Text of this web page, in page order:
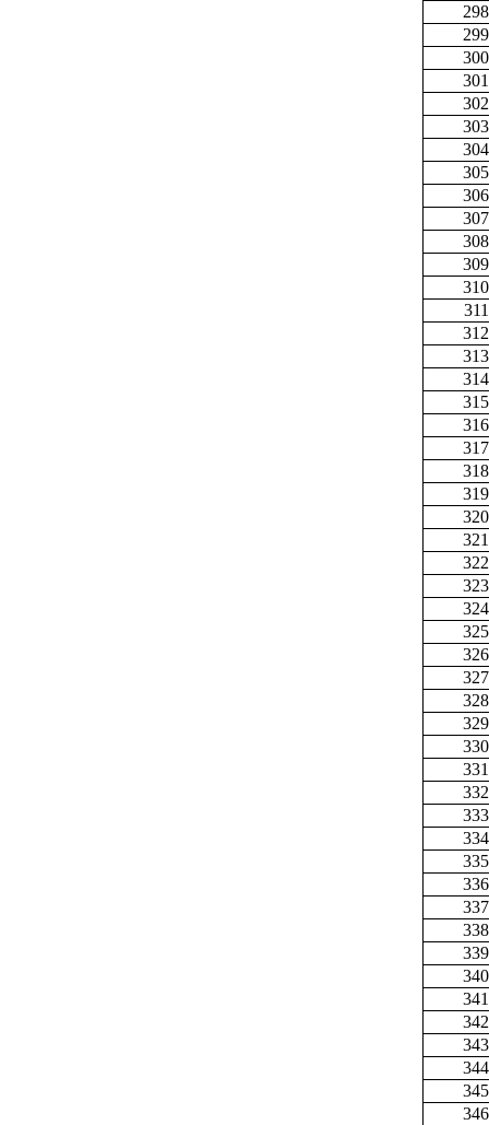
298
299
300
301
302
303
304
305
306
307
308
309
310
311
312
313
314
315
316
317
318
319
320
321
322
323
324
325
326
327
328
329
330
331
332
333
334
335
336
337
338
339
340
341
342
343
344
345
346